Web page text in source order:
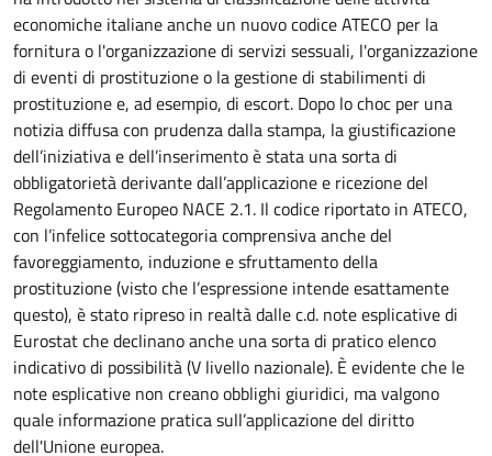
economiche italiane anche un nuovo codice ATECO per la
fornitura o l'organizzazione di servizi sessuali, l'organizzazione
di eventi di prostituzione o la gestione di stabilimenti di
prostituzione e, ad esempio, di escort. Dopo lo choc per una
notizia diffusa con prudenza dalla stampa, la giustificazione
dell’iniziativa e dell’inserimento è stata una sorta di
obbligatorietà derivante dall’applicazione e ricezione del
Regolamento Europeo NACE 2.1. Il codice riportato in ATECO,
con l’infelice sottocategoria comprensiva anche del
favoreggiamento, induzione e sfruttamento della
prostituzione (visto che l’espressione intende esattamente
questo), è stato ripreso in realtà dalle c.d. note esplicative di
Eurostat che declinano anche una sorta di pratico elenco
indicativo di possibilità (V livello nazionale). È evidente che le
note esplicative non creano obblighi giuridici, ma valgono
quale informazione pratica sull’applicazione del diritto
dell'Unione europea.